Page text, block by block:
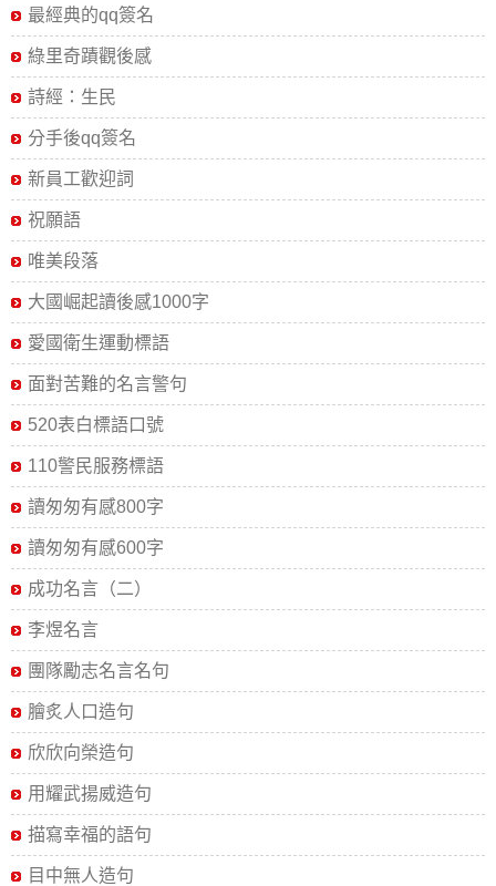
最經典的qq簽名
綠里奇蹟觀後感
詩經：生民
分手後qq簽名
新員工歡迎詞
祝願語
唯美段落
大國崛起讀後感1000字
愛國衛生運動標語
面對苦難的名言警句
520表白標語口號
110警民服務標語
讀匆匆有感800字
讀匆匆有感600字
成功名言（二）
李煜名言
團隊勵志名言名句
膾炙人口造句
欣欣向榮造句
用耀武揚威造句
描寫幸福的語句
目中無人造句